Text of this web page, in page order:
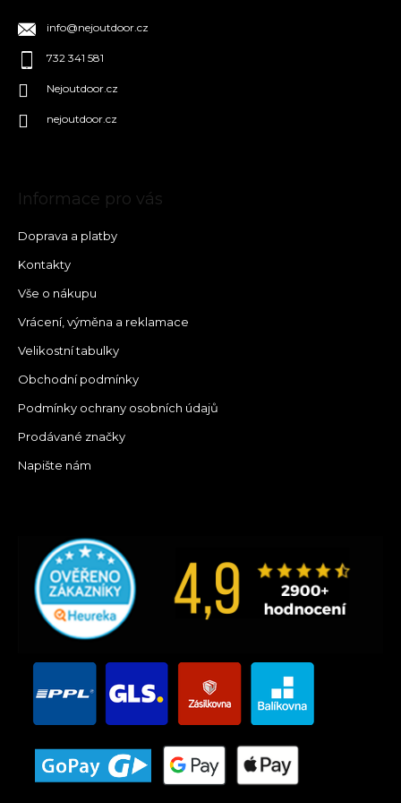
info@nejoutdoor.cz
732 341 581
Nejoutdoor.cz
nejoutdoor.cz
Informace pro vás
Doprava a platby
Kontakty
Vše o nákupu
Vrácení, výměna a reklamace
Velikostní tabulky
Obchodní podmínky
Podmínky ochrany osobních údajů
Prodávané značky
Napište nám